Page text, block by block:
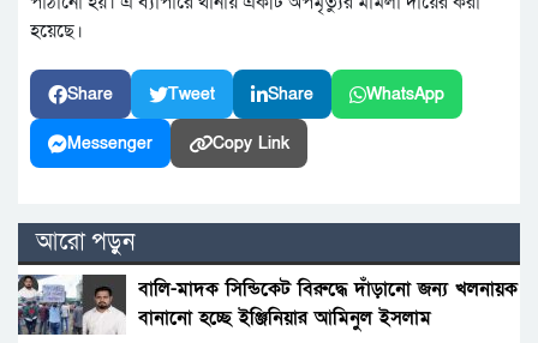
হয়েছে।
Share Tweet Share WhatsApp
Messenger Copy Link
আরো পড়ুন
বালি-মাদক সিন্ডিকেট বিরুদ্ধে দাঁড়ানো জন্য খলনায়ক
বানানো হচ্ছে ইঞ্জিনিয়ার আমিনুল ইসলাম